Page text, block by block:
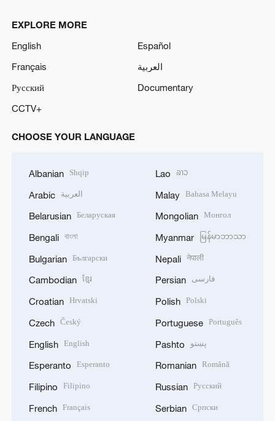
EXPLORE MORE
English
Español
Français
العربية
Русский
Documentary
CCTV+
CHOOSE YOUR LANGUAGE
Albanian Shqip
Arabic العربية
Belarusian Беларуская
Bengali বাংলা
Bulgarian Български
Cambodian ខ្មែរ
Croatian Hrvatski
Czech Český
English English
Esperanto Esperanto
Filipino Filipino
French Français
Lao ລາວ
Malay Bahasa Melayu
Mongolian Монгол
Myanmar မြန်မာဘာသာ
Nepali नेपाली
Persian فارسی
Polish Polski
Portuguese Português
Pashto پښتو
Romanian Română
Russian Русский
Serbian Српски